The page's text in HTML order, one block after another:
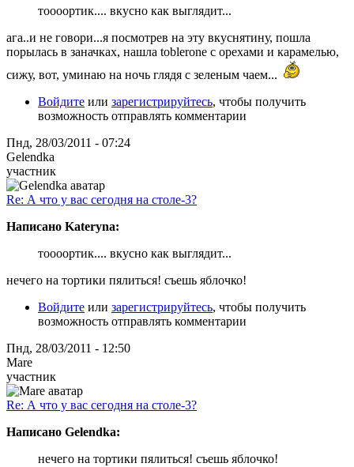
тоооортик.... вкусно как выглядит...
ага..и не говори...я посмотрев на эту вкуснятину, пошла
порылась в заначках, нашла toblerone c орехами и карамелью,
сижу, вот, уминаю на ночь глядя с зеленым чаем...
Войдите или зарегистрируйтесь, чтобы получить
возможность отправлять комментарии
Пнд, 28/03/2011 - 07:24
Gelendka
участник
Re: А что у вас сегодня на столе-3?
Написано Kateryna:
тоооортик.... вкусно как выглядит...
нечего на тортики пялиться! съешь яблочко!
Войдите или зарегистрируйтесь, чтобы получить
возможность отправлять комментарии
Пнд, 28/03/2011 - 12:50
Mare
участник
Re: А что у вас сегодня на столе-3?
Написано Gelendka:
нечего на тортики пялиться! съешь яблочко!